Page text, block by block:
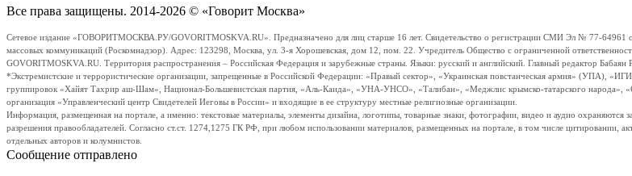
Все права защищены. 2014-2026 © «Говорит Москва»
Сетевое издание «ГОВОРИТМОСКВА.РУ/GOVORITMOSKVA.RU». Предназначено для лиц старше 16 лет. Свидетельство о регистрации СМИ Эл № 77-64961
массовых коммуникаций (Роскомнадзор). Адрес: 123298, Москва, ул. 3-я Хорошевская, дом 12, пом. 22. Учредитель Общество с ограниченной
GOVORITMOSKVA.RU. Территория распространения – Российская Федерация и зарубежные страны. Языки: русский и английский. Главный редактор
*Экстремистские и террористические организации, запрещенные в Российской Федерации: «Правый сектор», «Украинская повстанческая армия»
группировок «Хайят Тахрир аш-Шам», Национал-Большевистская партия, «Аль-Каида», «УНА-УНСО», «Талибан», «Меджлис крымско-татарского народа»,
организация «Управленческий центр Свидетелей Иеговы в России» и входящие в ее структуру местные религиозные организации.
Информация, размещенная на портале, а именно: текстовые материалы, элементы дизайна, логотипы, товарные знаки, фотографии, видео и аудио
разрешения правообладателей. Согласно ст.ст. 1274,1275 ГК РФ, при любом использовании материалов, размещенных на портале, в том числе цитировании,
отдельных авторов и колумнистов.
Сообщение отправлено